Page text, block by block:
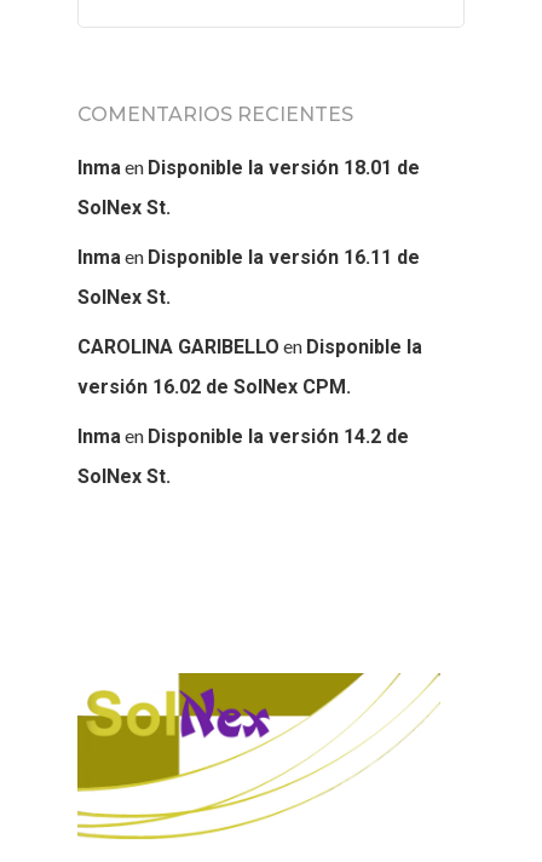
COMENTARIOS RECIENTES
Inmaen Disponible la versión 18.01 de
SolNex St.
Inmaen Disponible la versión 16.11 de
SolNex St.
CAROLINA GARIBELLO en Disponible la
versión 16.02 de SolNex CPM.
Inmaen Disponible la versión 14.2 de
SolNex St.